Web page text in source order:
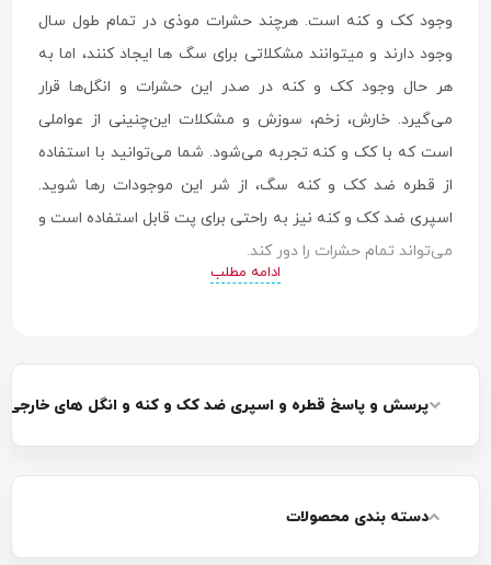
وجود کک و کنه است. هرچند حشرات موذی در تمام طول سال
وجود دارند و میتوانند مشکلاتی برای سگ ها ایجاد کنند، اما به
هر حال وجود کک و کنه در صدر این حشرات و انگل‌ها قرار
می‌گیرد. خارش، زخم، سوزش و مشکلات این‌چنینی از عواملی
است که با کک و کنه تجربه می‌شود. شما می‌توانید با استفاده
از قطره ضد کک و کنه سگ، از شر این موجودات رها شوید.
اسپری ضد کک و کنه نیز به راحتی برای پت قابل استفاده است و
می‌تواند تمام حشرات را دور کند.
ادامه مطلب
پرسش و پاسخ قطره و اسپری ضد کک و کنه و انگل های
دسته بندی محصولات